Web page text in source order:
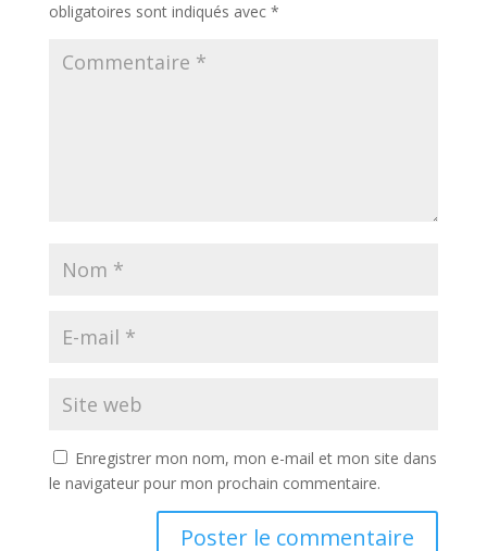
obligatoires sont indiqués avec *
Enregistrer mon nom, mon e-mail et mon site dans
le navigateur pour mon prochain commentaire.